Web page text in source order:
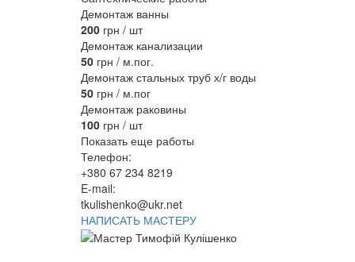
Демонтаж ванны
200 грн / шт
Демонтаж канализации
50 грн / м.пог.
Демонтаж стальных труб х/г воды
50 грн / м.пог
Демонтаж раковины
100 грн / шт
Показать еще работы
Телефон:
+380 67 234 8219
E-mail:
tkulishenko@ukr.net
НАПИСАТЬ МАСТЕРУ